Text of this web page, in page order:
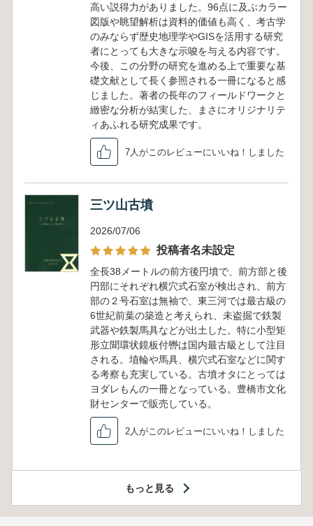
高い説得力がありました。96点に及ぶカラー
図版や眺望解析は資料的価値も高く、考古学
のみならず歴史地理学やGISを活用する研究
者にとっても大きな示唆を与える内容です。
今後、この分野の研究を進める上で重要な基
礎文献として長く参照される一冊になると感
じました。著者の長年のフィールドワークと
緻密な分析が結実した、まさにオリジナリテ
ィあふれる研究成果です。
7人がこのレビューにいいね！しました
三ツ山古墳
2026/07/06
投稿者名未設定
全長38メートルの前方後円墳で、前方部と後
円部にそれぞれ横穴式石室が検出され、前方
部の２号石室は無袖で、東三河では最古級の
6世紀前葉の築造と考えられ、未盗掘で鉄製
武器や鉄製馬具などが出土した。特に小型矩
形立聞環状鏡板付轡は国内最古級として注目
される。埴輪や馬具、横穴式石室などに関す
る考察も充実している。古墳オタにとっては
ヨダレもんの一冊となっている。豊橋市文化
財センターで販売している。
2人がこのレビューにいいね！しました
もっと見る